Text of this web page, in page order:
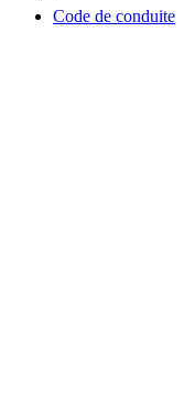
Code de conduite